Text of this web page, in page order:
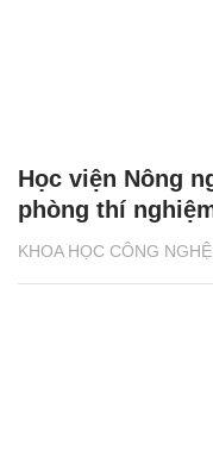
KHOA HỌC CÔNG NGHỆ
Học viện Nông
phòng thí